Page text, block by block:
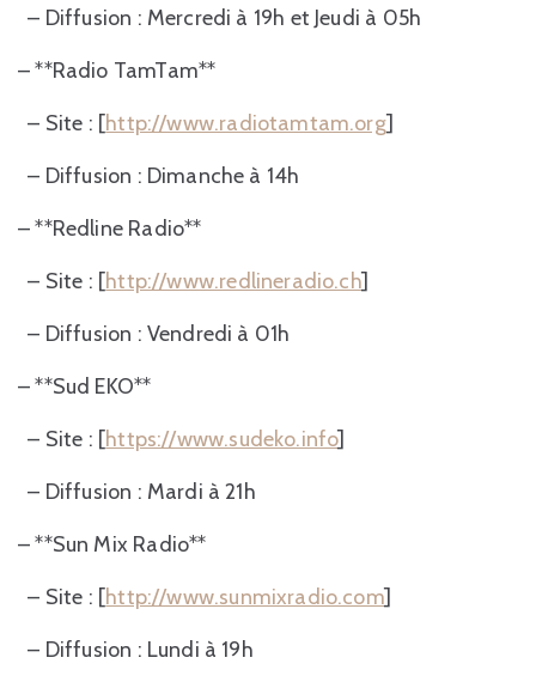
– Diffusion : Mercredi à 19h et Jeudi à 05h
– **Radio TamTam**
– Site : [http://www.radiotamtam.org]
– Diffusion : Dimanche à 14h
– **Redline Radio**
– Site : [http://www.redlineradio.ch]
– Diffusion : Vendredi à 01h
– **Sud EKO**
– Site : [https://www.sudeko.info]
– Diffusion : Mardi à 21h
– **Sun Mix Radio**
– Site : [http://www.sunmixradio.com]
– Diffusion : Lundi à 19h